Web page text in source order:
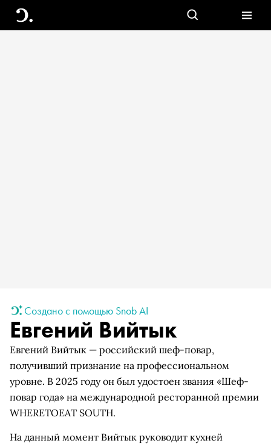
Создано с помощью Snob AI
Евгений Вийтык
Евгений Вийтык — российский шеф-повар,
получивший признание на профессиональном
уровне. В 2025 году он был удостоен звания «Шеф-
повар года» на международной ресторанной премии
WHERETOEAT SOUTH.
На данный момент Вийтык руководит кухней